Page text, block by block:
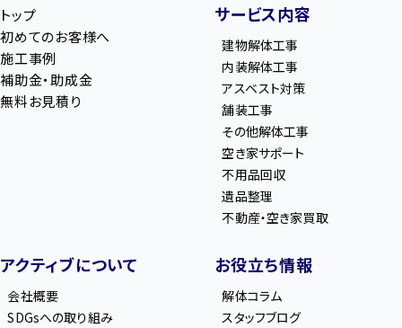
トップ
初めてのお客様へ
施工事例
補助金・助成金
無料お見積り
サービス内容
建物解体工事
内装解体工事
アスベスト対策
舗装工事
その他解体工事
空き家サポート
不用品回収
遺品整理
不動産・空き家買取
アクティブについて
会社概要
SDGsへの取り組み
お役立ち情報
解体コラム
スタッフブログ